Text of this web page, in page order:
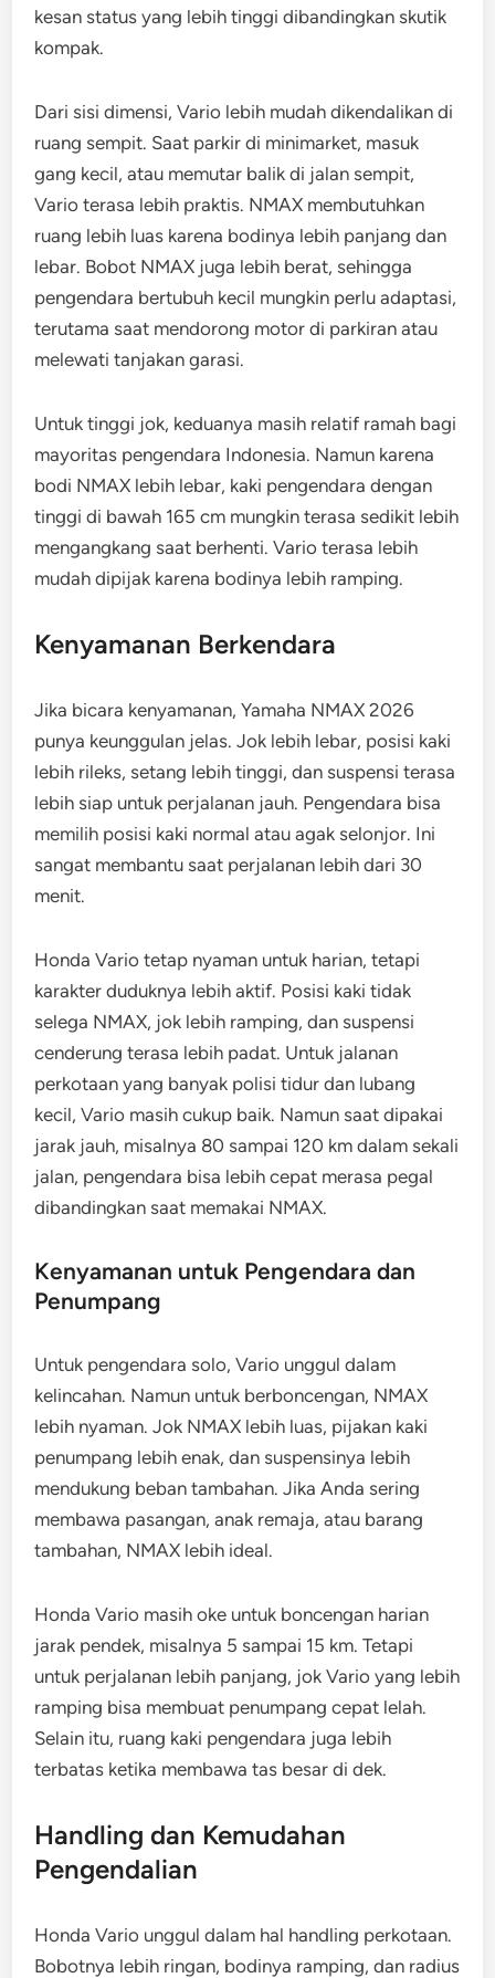
kesan status yang lebih tinggi dibandingkan skutik
kompak.
Dari sisi dimensi, Vario lebih mudah dikendalikan di
ruang sempit. Saat parkir di minimarket, masuk
gang kecil, atau memutar balik di jalan sempit,
Vario terasa lebih praktis. NMAX membutuhkan
ruang lebih luas karena bodinya lebih panjang dan
lebar. Bobot NMAX juga lebih berat, sehingga
pengendara bertubuh kecil mungkin perlu adaptasi,
terutama saat mendorong motor di parkiran atau
melewati tanjakan garasi.
Untuk tinggi jok, keduanya masih relatif ramah bagi
mayoritas pengendara Indonesia. Namun karena
bodi NMAX lebih lebar, kaki pengendara dengan
tinggi di bawah 165 cm mungkin terasa sedikit lebih
mengangkang saat berhenti. Vario terasa lebih
mudah dipijak karena bodinya lebih ramping.
Kenyamanan Berkendara
Jika bicara kenyamanan, Yamaha NMAX 2026
punya keunggulan jelas. Jok lebih lebar, posisi kaki
lebih rileks, setang lebih tinggi, dan suspensi terasa
lebih siap untuk perjalanan jauh. Pengendara bisa
memilih posisi kaki normal atau agak selonjor. Ini
sangat membantu saat perjalanan lebih dari 30
menit.
Honda Vario tetap nyaman untuk harian, tetapi
karakter duduknya lebih aktif. Posisi kaki tidak
selega NMAX, jok lebih ramping, dan suspensi
cenderung terasa lebih padat. Untuk jalanan
perkotaan yang banyak polisi tidur dan lubang
kecil, Vario masih cukup baik. Namun saat dipakai
jarak jauh, misalnya 80 sampai 120 km dalam sekali
jalan, pengendara bisa lebih cepat merasa pegal
dibandingkan saat memakai NMAX.
Kenyamanan untuk Pengendara dan
Penumpang
Untuk pengendara solo, Vario unggul dalam
kelincahan. Namun untuk berboncengan, NMAX
lebih nyaman. Jok NMAX lebih luas, pijakan kaki
penumpang lebih enak, dan suspensinya lebih
mendukung beban tambahan. Jika Anda sering
membawa pasangan, anak remaja, atau barang
tambahan, NMAX lebih ideal.
Honda Vario masih oke untuk boncengan harian
jarak pendek, misalnya 5 sampai 15 km. Tetapi
untuk perjalanan lebih panjang, jok Vario yang lebih
ramping bisa membuat penumpang cepat lelah.
Selain itu, ruang kaki pengendara juga lebih
terbatas ketika membawa tas besar di dek.
Handling dan Kemudahan
Pengendalian
Honda Vario unggul dalam hal handling perkotaan.
Bobotnya lebih ringan, bodinya ramping, dan radius